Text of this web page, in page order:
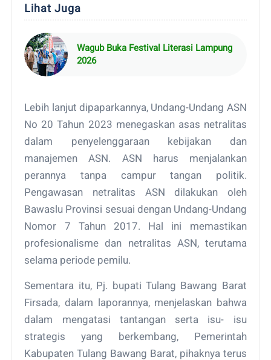
Lihat Juga
Wagub Buka Festival Literasi Lampung
2026
Lebih lanjut dipaparkannya, Undang-Undang ASN
No 20 Tahun 2023 menegaskan asas netralitas
dalam penyelenggaraan kebijakan dan
manajemen ASN. ASN harus menjalankan
perannya tanpa campur tangan politik.
Pengawasan netralitas ASN dilakukan oleh
Bawaslu Provinsi sesuai dengan Undang-Undang
Nomor 7 Tahun 2017. Hal ini memastikan
profesionalisme dan netralitas ASN, terutama
selama periode pemilu.
Sementara itu, Pj. bupati Tulang Bawang Barat
Firsada, dalam laporannya, menjelaskan bahwa
dalam mengatasi tantangan serta isu- isu
strategis yang berkembang, Pemerintah
Kabupaten Tulang Bawang Barat, pihaknya terus